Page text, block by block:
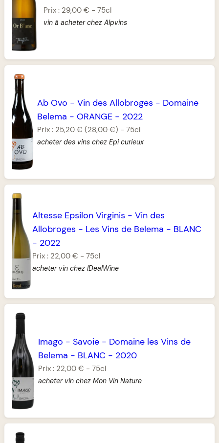
Prix : 29,00 € - 75cl
vin à acheter chez Alpvins
Ab Ovo - Vin des Allobroges - Domaine
Belema - ORANGE- 2022
Prix : 25,20 € (28,00 €) - 75cl
acheter des vins chez Epi curieux
Altesse Epsilon Virginis - Vin des
Allobroges - Les Vins de Belema - BLANC
- 2022
Prix : 22,00 € - 75cl
acheter vin chez IDealWine
Imago - Savoie- Domaine les Vins de
Belema - BLANC - 2020
Prix : 22,00 € - 75cl
acheter vin chez Mon Vin Nature